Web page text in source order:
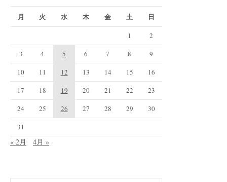
月 火 水 木 金 土 日
1
2
3
4 5 6 7 8
9
10
11 12 13 14 15
16
17
18 19 20 21 22
23
24
25 26 27 28 29
30
31
« 2月 4月 »